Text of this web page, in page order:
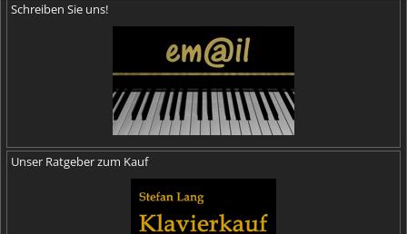
Schreiben Sie uns!
Unser Ratgeber zum Kauf